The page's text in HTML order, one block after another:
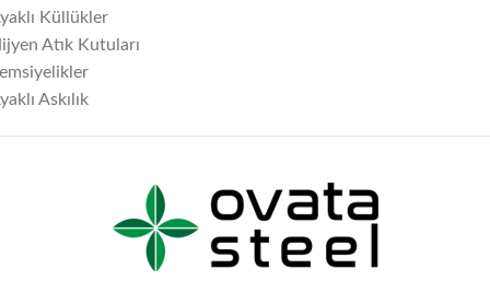
Küllükler
Atık Kutuları
Askılık